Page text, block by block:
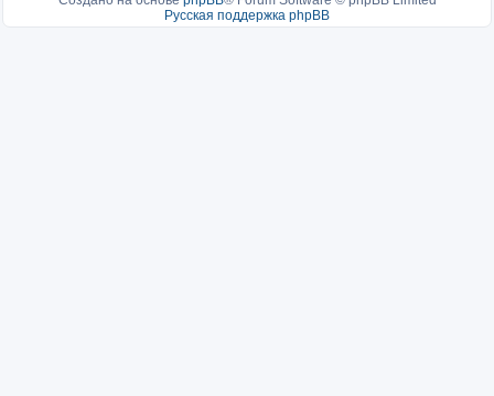
Русская поддержка phpBB